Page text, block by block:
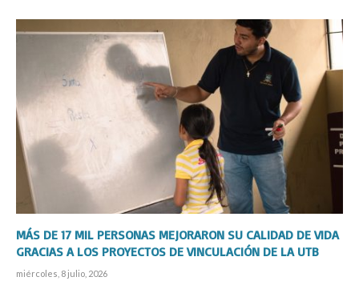
MÁS DE 17 MIL PERSONAS MEJORARON SU CALIDAD DE VIDA
GRACIAS A LOS PROYECTOS DE VINCULACIÓN DE LA UTB
miércoles, 8 julio, 2026